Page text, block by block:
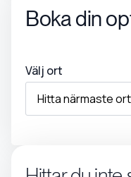
Boka din
Välj ort